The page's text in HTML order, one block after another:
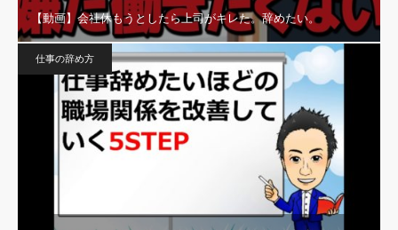
【動画】会社休もうとしたら上司がキレた。辞めたい。
仕事の辞め方